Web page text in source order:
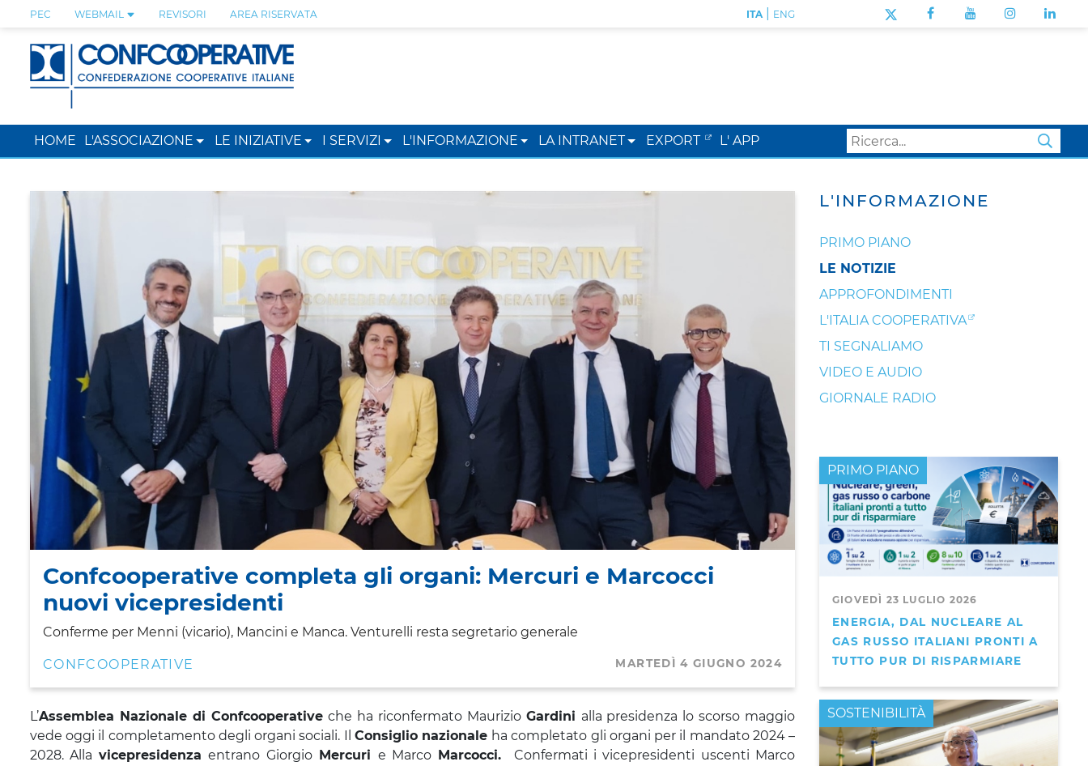
PEC WEBMAIL REVISORI AREA RISERVATA ITA| ENG
HOME L'ASSOCIAZIONE LE INIZIATIVE I SERVIZI L'INFORMAZIONE LA INTRANET EXPORT L' APP
Confcooperative completa gli organi: Mercuri e Marcocci
nuovi vicepresidenti
Conferme per Menni (vicario), Mancini e Manca. Venturelli resta segretario generale
CONFCOOPERATIVE MARTEDÌ 4 GIUGNO 2024
L’Assemblea Nazionale di Confcooperativeche ha riconfermato Maurizio Gardini alla presidenza lo scorso maggio
vede oggi il completamento degli organi sociali. Il Consiglio nazionale ha completato gli organi per il mandato 2024 –
2028. Alla vicepresidenza entrano Giorgio Mercuri e Marco Marcocci.
Confermati i vicepresidenti uscenti Marco
L'INFORMAZIONE
PRIMO PIANO
LE NOTIZIE
APPROFONDIMENTI
L'ITALIA COOPERATIVA
TI SEGNALIAMO
VIDEO E AUDIO
GIORNALE RADIO
GIOVEDÌ 23 LUGLIO 2026
ENERGIA, DAL NUCLEARE AL
GAS RUSSO ITALIANI PRONTI A
TUTTO PUR DI RISPARMIARE
PRIMO PIANO
PRIMO PIANO
SOSTENIBILITÀ